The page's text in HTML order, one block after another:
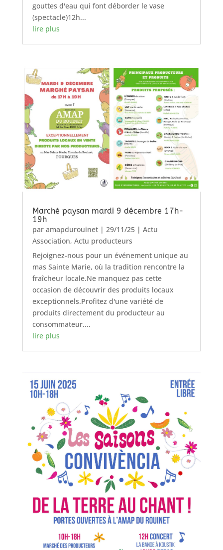
gouttes d'eau qui font déborder le vase
(spectacle)12h...
lire plus
Marché paysan mardi 9 décembre 17h-
19h
par amapdurouinet| 29/11/25| Actu
Association, Actu producteurs
Rejoignez-nous pour un événement unique au
mas Sainte Marie, où la tradition rencontre la
fraîcheur locale.Ne manquez pas cette
occasion de découvrir des produits locaux
exceptionnels.Profitez d'une variété de
produits directement du producteur au
consommateur....
lire plus